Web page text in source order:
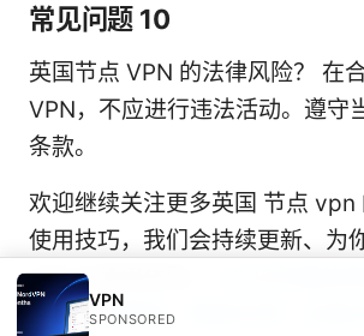
常见问题 10
英国节点 VPN 的法律风险？ 在
VPN，不应进行违法活动。遵守
条款。
欢迎继续关注更多英国 节点 vpn
使用技巧，我们会持续更新、为
对比与使用体验。
荐：安全解锁，畅游无界！全面
VPN
SPONSORED